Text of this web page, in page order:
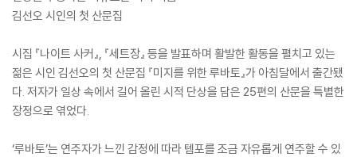
김선오 시인의 첫 산문집
시집 『나이트 사커』, 『세트장』 등을 발표하며 활발한 활동을 펼치고 있는
젊은 시인 김선오의 첫 산문집 『미지를 위한 루바토』가 아침달에서 출간됐
다. 저자가 일상 속에서 길어 올린 시적 단상을 담은 25편의 산문을 특별한
장정으로 엮었다.
‘루바토’는 연주자가 느낀 감정에 따라 템포를 조금 자유롭게 연주할 수 있